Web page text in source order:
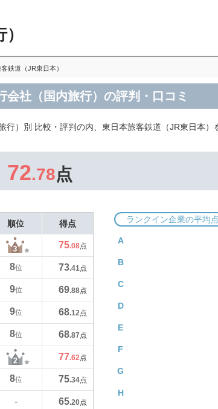
鉄道（JR東日本）
社（国内旅行）の評判・口コミ
行）別 比較・評判の内、東日本旅客鉄道（JR東日本）
72.78点
順位 得点
75.08点
8位 73.41点
9位 69.88点
9位 68.12点
8位 68.87点
77.62点
8位 75.34点
- 65.20点
ランクイン企業の平均
A
B
C
D
E
F
G
H